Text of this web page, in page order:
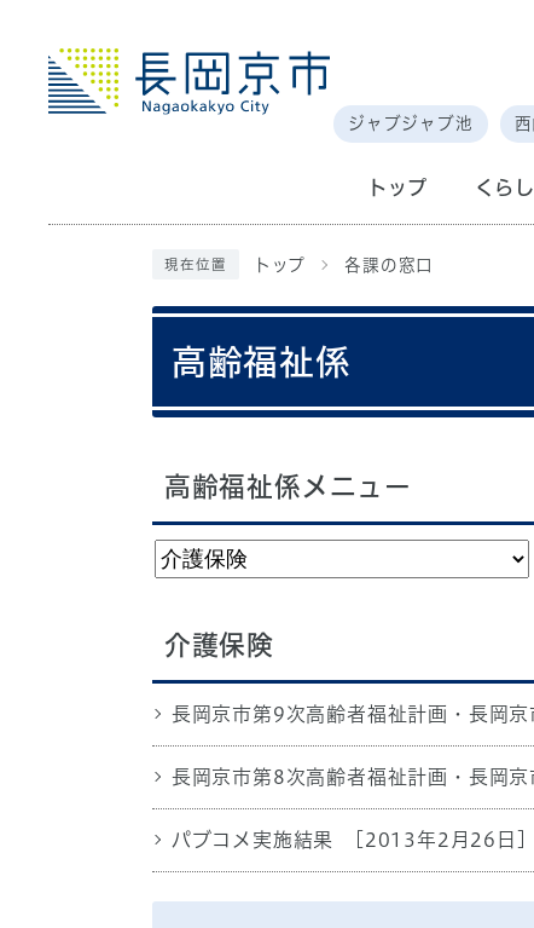
ジャブジャブ池
トップ くらし
現在位置 トップ 各課の窓口
高齢福祉係
高齢福祉係メニュー
介護保険
長岡京市第9次高齢者福祉計画・長岡
長岡京市第8次高齢者福祉計画・長岡
パブコメ実施結果 [2013年2月26日]